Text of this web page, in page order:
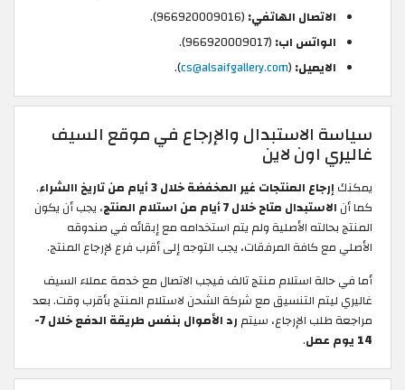
الاتصال الهاتفي: (966920009016).
الواتس اب: (966920009017).
الايميل: (
cs@alsaifgallery.com
).
سياسة الاستبدال والإرجاع في موقع السيف
غاليري اون لاين
يمكنك إرجاع المنتجات غير المخفضة خلال 3 أيام من تاريخ االشراء
.
كما أن الاستبدال متاح خلال 7 أيام من استلام المنتج
، يجب أن يكون
المنتج بحالته الأصلية ولم يتم استخدامه مع إبقائه في صندوقه
الأصلي مع كافة المرفقات، يجب التوجه إلى أقرب فرع لإرجاع المنتج.
أما في حالة استلام منتج تالف فيجب الاتصال مع خدمة عملاء السيف
غاليري ليتم التنسيق مع شركة الشحن لاستلام المنتج بأقرب وقت. بعد
مراجعة طلب الإرجاع، سيتم
رد الأموال بنفس طريقة الدفع خلال 7-
14 يوم عمل
.